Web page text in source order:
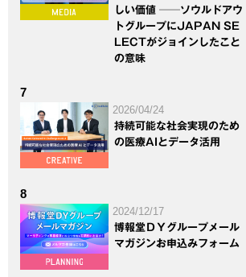
しい価値 ──ソウルドアウ
トグループにJAPAN SE
LECTがジョインしたこと
の意味
7
2026/04/24
持続可能な社会実現のため
の医療AIとデータ活用
8
2024/12/17
博報堂ＤＹグループメール
マガジンお申込みフォーム